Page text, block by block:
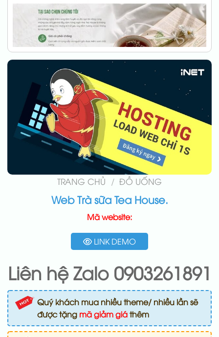
TRANG CHỦ / ĐỒ UỐNG
Web Trà sữa Tea House.
Mã website:
LINK DEMO
Liên hệ Zalo 0903261891
Quý khách mua nhiều theme/ nhiều lần sẽ
được tặng mã giảm giáthêm